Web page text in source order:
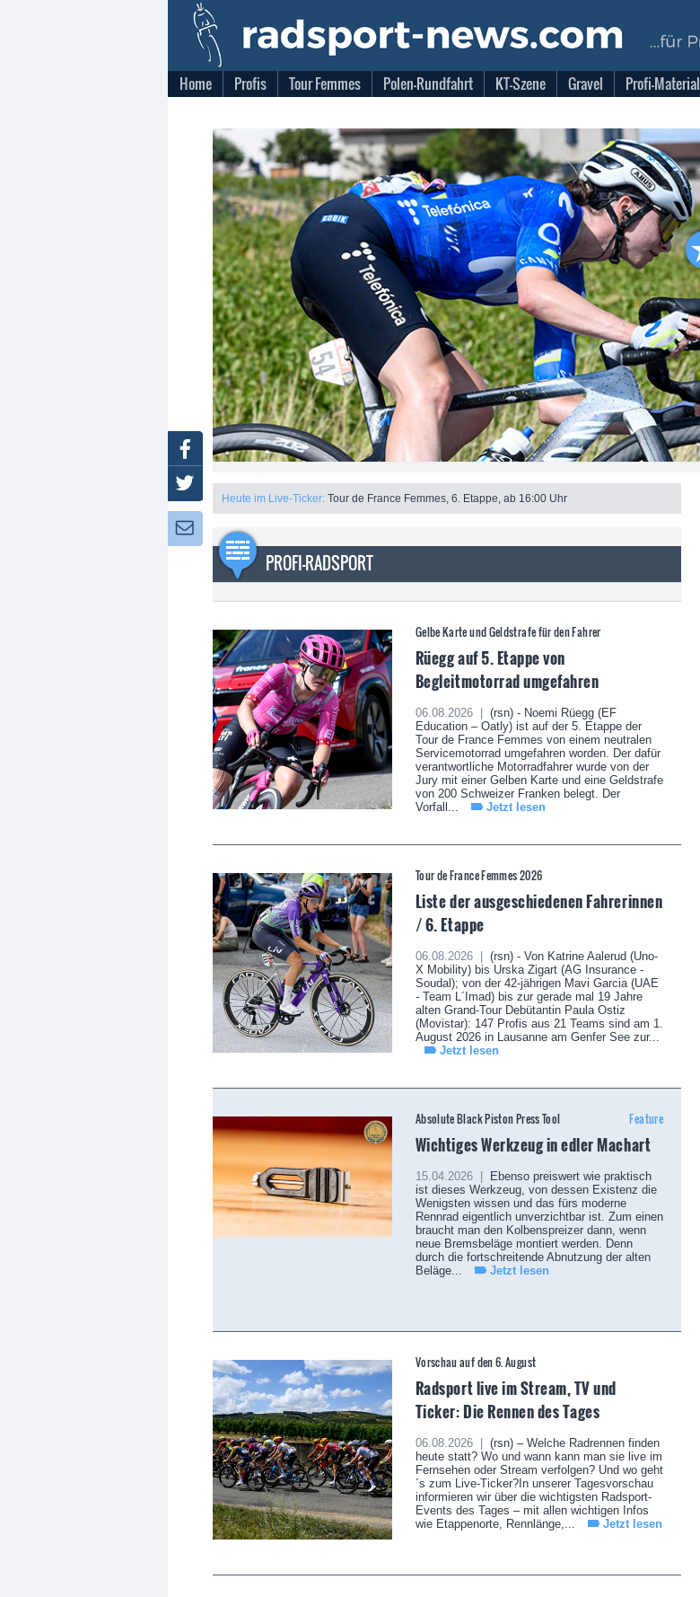
Home Profis Tour Femmes Polen-Rundfahrt KT-Szene Gravel Profi-Material
Heute im Live-Ticker: Tour de France Femmes, 6. Etappe, ab 16:00 Uhr
PROFI-RADSPORT
Gelbe Karte und Geldstrafe für den Fahrer
Rüegg auf 5. Etappe von
Begleitmotorrad umgefahren
06.08.2026 |
(rsn) - Noemi Rüegg (EF
Education – Oatly) ist auf der 5. Etappe der
Tour de France Femmes von einem neutralen
Servicemotorrad umgefahren worden. Der dafür
verantwortliche Motorradfahrer wurde von der
Jury mit einer Gelben Karte und eine Geldstrafe
von 200 Schweizer Franken belegt. Der
Vorfall...
Jetzt lesen
Tour de France Femmes 2026
Liste der ausgeschiedenen Fahrerinnen
/ 6. Etappe
06.08.2026 |
(rsn) - Von Katrine Aalerud (Uno-
X Mobility) bis Urska Zigart (AG Insurance -
Soudal); von der 42-jährigen Mavi Garcia (UAE
- Team L´Imad) bis zur gerade mal 19 Jahre
alten Grand-Tour Debütantin Paula Ostiz
(Movistar): 147 Profis aus 21 Teams sind am 1.
August 2026 in Lausanne am Genfer See zur...
Jetzt lesen
Feature
Absolute Black Piston Press Tool
Wichtiges Werkzeug in edler Machart
15.04.2026 |
Ebenso preiswert wie praktisch
ist dieses Werkzeug, von dessen Existenz die
Wenigsten wissen und das fürs moderne
Rennrad eigentlich unverzichtbar ist. Zum einen
braucht man den Kolbenspreizer dann, wenn
neue Bremsbeläge montiert werden. Denn
durch die fortschreitende Abnutzung der alten
Beläge...
Jetzt lesen
Vorschau auf den 6. August
Radsport live im Stream, TV und
Ticker: Die Rennen des Tages
06.08.2026 |
(rsn) – Welche Radrennen finden
heute statt? Wo und wann kann man sie live im
Fernsehen oder Stream verfolgen? Und wo geht
´s zum Live-Ticker?In unserer Tagesvorschau
informieren wir über die wichtigsten Radsport-
Events des Tages – mit allen wichtigen Infos
wie Etappenorte, Rennlänge,...
Jetzt lesen
Facebook
Twitter
Newsletter: